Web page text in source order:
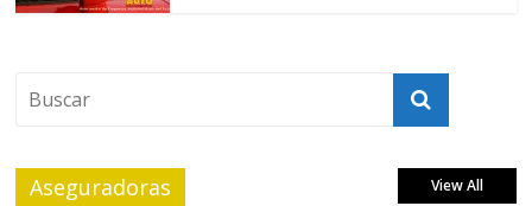
Aseguradoras View All